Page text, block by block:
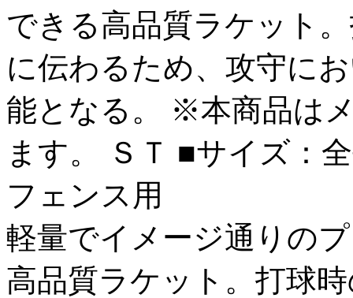
できる高品質ラケット
に伝わるため、攻守に
能となる。 ※本商品は
ます。 ＳＴ ■サイズ：
フェンス用
軽量でイメージ通りの
高品質ラケット。打球